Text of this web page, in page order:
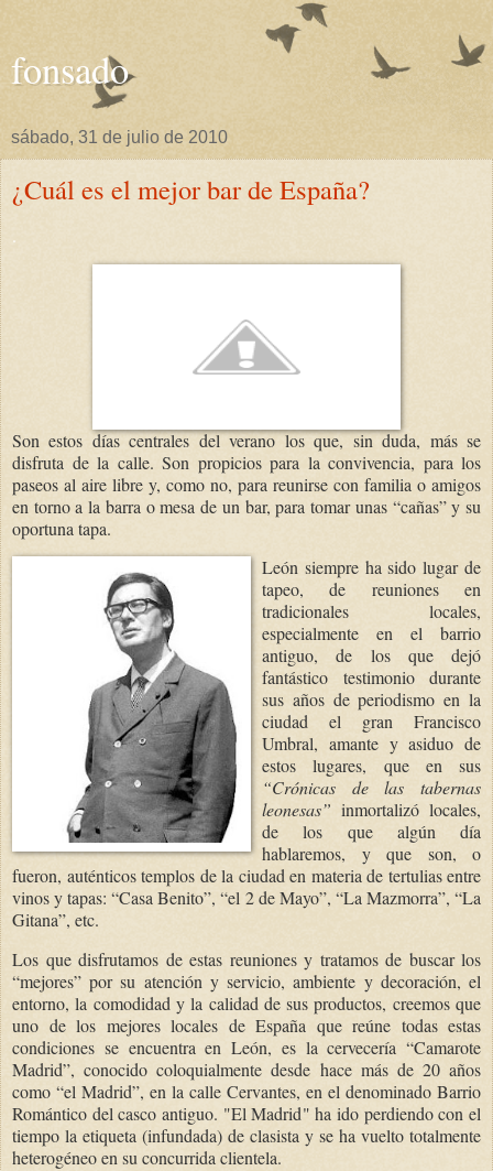
fonsado
sábado, 31 de julio de 2010
¿Cuál es el mejor bar de España?
.
Son estos días centrales del verano los que, sin duda, más se
disfruta de la calle. Son propicios para la convivencia, para los
paseos al aire libre y, como no, para reunirse con familia o amigos
en torno a la barra o mesa de un bar, para tomar unas “cañas” y su
oportuna tapa.
León siempre ha sido lugar de
tapeo, de reuniones en
tradicionales locales,
especialmente en el barrio
antiguo, de los que dejó
fantástico testimonio durante
sus años de periodismo en la
ciudad el gran Francisco
Umbral, amante y asiduo de
estos lugares, que en sus
“Crónicas de las tabernas
leonesas” inmortalizó locales,
de los que algún día
hablaremos, y que son, o
fueron, auténticos templos de la ciudad en materia de tertulias entre
vinos y tapas: “Casa Benito”, “el 2 de Mayo”, “La Mazmorra”, “La
Gitana”, etc.
Los que disfrutamos de estas reuniones y tratamos de buscar los
“mejores” por su atención y servicio, ambiente y decoración, el
entorno, la comodidad y la calidad de sus productos, creemos que
uno de los mejores locales de España que reúne todas estas
condiciones se encuentra en León, es la cervecería “Camarote
Madrid”, conocido coloquialmente desde hace más de 20 años
como “el Madrid”, en la calle Cervantes, en el denominado Barrio
Romántico del casco antiguo. "El Madrid" ha ido perdiendo con el
tiempo la etiqueta (infundada) de clasista y se ha vuelto totalmente
heterogéneo en su concurrida clientela.